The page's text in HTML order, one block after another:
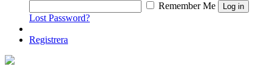
Remember Me
Lost Password?
Registrera